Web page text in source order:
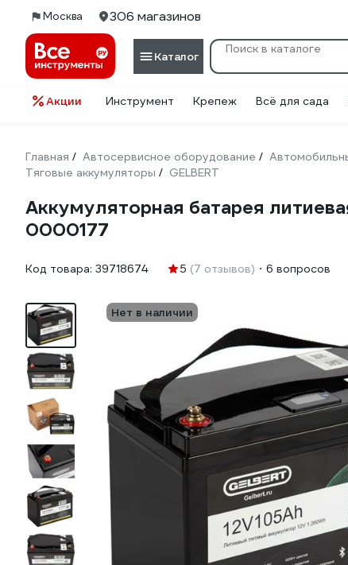
Москва 306 магазинов
Каталог
Акции Инструмент Крепеж Всё для сада
Главная / Автосервисное оборудование /
Тяговые аккумуляторы / GELBERT
Аккумуляторная батарея
0000177
Код товара: 39718674 5 (7 отзывов) 6 вопросов
Нет в наличии